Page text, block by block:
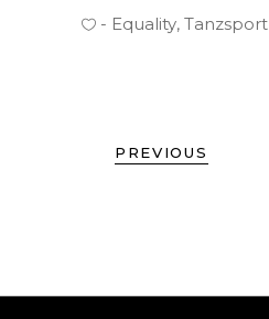
Equality, Tanzsport
PREVIOUS